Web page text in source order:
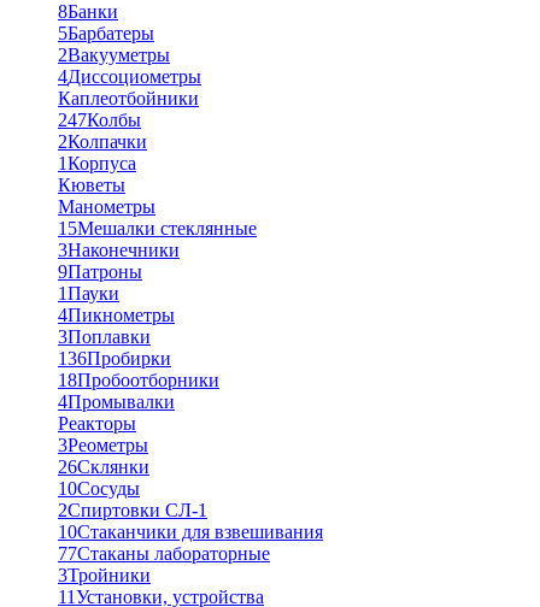
8Банки
5Барбатеры
2Вакууметры
4Диссоциометры
Каплеотбойники
247Колбы
2Колпачки
1Корпуса
Кюветы
Манометры
15Мешалки стеклянные
3Наконечники
9Патроны
1Пауки
4Пикнометры
3Поплавки
136Пробирки
18Пробоотборники
4Промывалки
Реакторы
3Реометры
26Склянки
10Сосуды
2Спиртовки СЛ-1
10Стаканчики для взвешивания
77Стаканы лабораторные
3Тройники
11Установки, устройства